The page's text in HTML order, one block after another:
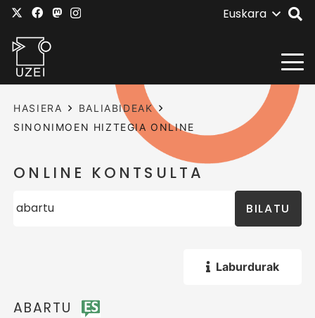
Euskara
HASIERA
BALIABIDEAK
SINONIMOEN HIZTEGIA ONLINE
ONLINE KONTSULTA
BILATU
Laburdurak
ABARTU